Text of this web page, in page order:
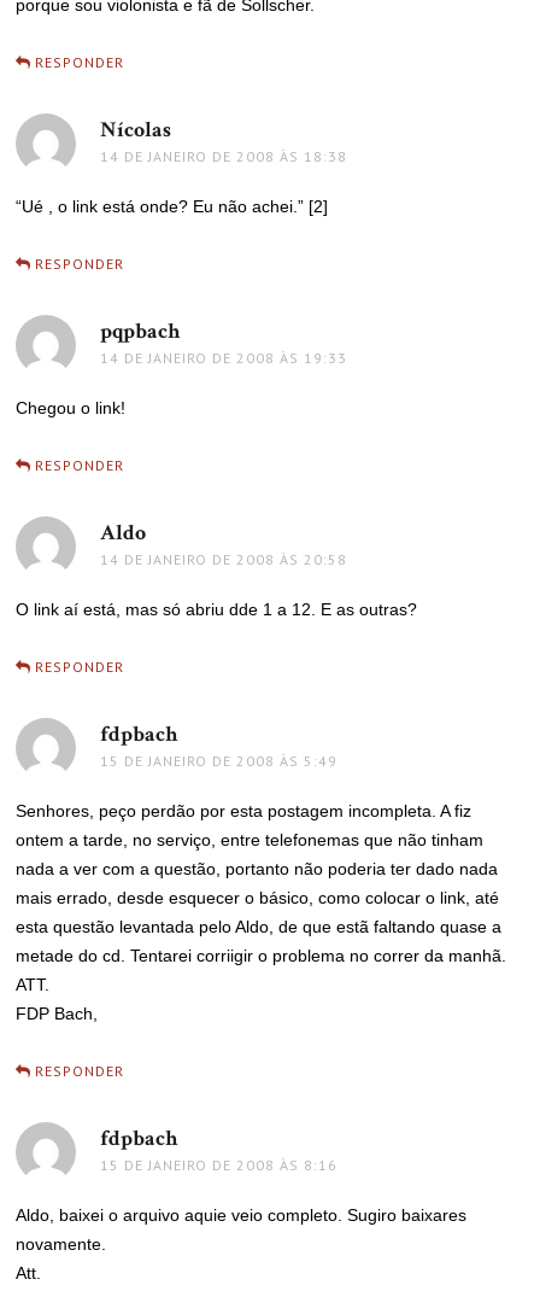
porque sou violonista e fã de Sollscher.
RESPONDER
Nícolas
14 DE JANEIRO DE 2008 ÀS 18:38
“Ué , o link está onde? Eu não achei.” [2]
RESPONDER
pqpbachdisse:
14 DE JANEIRO DE 2008 ÀS 19:33
Chegou o link!
RESPONDER
Aldo
14 DE JANEIRO DE 2008 ÀS 20:58
O link aí está, mas só abriu dde 1 a 12. E as outras?
RESPONDER
fdpbachdisse:
15 DE JANEIRO DE 2008 ÀS 5:49
Senhores, peço perdão por esta postagem incompleta. A fiz
ontem a tarde, no serviço, entre telefonemas que não tinham
nada a ver com a questão, portanto não poderia ter dado nada
mais errado, desde esquecer o básico, como colocar o link, até
esta questão levantada pelo Aldo, de que estã faltando quase a
metade do cd. Tentarei corriigir o problema no correr da manhã.
ATT.
FDP Bach,
RESPONDER
fdpbachdisse:
15 DE JANEIRO DE 2008 ÀS 8:16
Aldo, baixei o arquivo aquie veio completo. Sugiro baixares
novamente.
Att.